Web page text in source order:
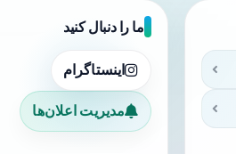
ما را دنبال کنید
اینستاگرام
مدیریت اعلان‌ها